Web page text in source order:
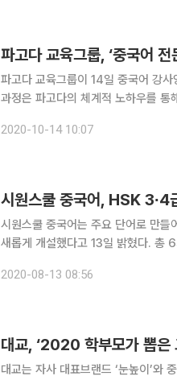
파고다 교육그룹, ‘중국어
파고다 교육그룹이 14일 중국어 강
과정은 파고다의 체계적 노하우를
공한다. 강의는 기초중국어+중국어
2020-10-14 10:07
시원스쿨 중국어, HSK 3∙4
시원스쿨 중국어는 주요 단어로 만
새롭게 개설했다고 13일 밝혔다. 총 6개로 나뉘는 HSK 급수 중 3급은 일상생활, 학습, 업무 등의
2020-08-13 08:56
대교, ‘2020 학부모가 뽑은
대교는 자사 대표브랜드 ‘눈높이’와